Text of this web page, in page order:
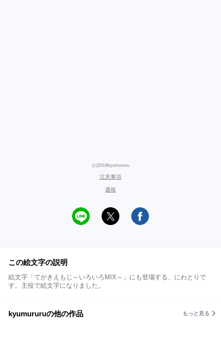
(c)2019kyumururu
注意事項
通報
この絵文字の説明
絵文字「てがきえもじ～いろいろMIX～」にも登場する、にわとりで
す。主役で絵文字になりました。
kyumururuの他の作品 もっと見る